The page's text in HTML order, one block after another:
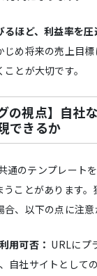
ほど、利益率を
じめ将来の売上目
とが大切です。
の視点】自社
できるか
通のテンプレートを
ことがあります。
、以下の点に注意
用可否： URLにプ
自社サイトとして